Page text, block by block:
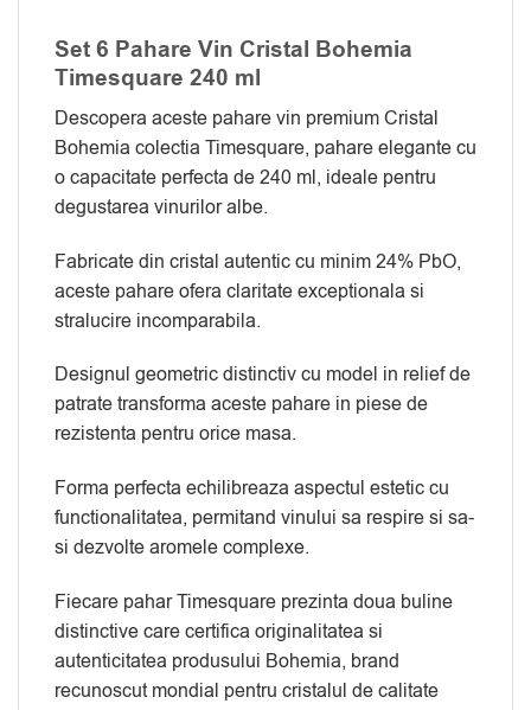
Set 6 Pahare Vin Cristal Bohemia
Timesquare 240 ml
Descopera aceste pahare vin premium Cristal
Bohemia colectia Timesquare, pahare elegante cu
o capacitate perfecta de 240 ml, ideale pentru
degustarea vinurilor albe.
Fabricate din cristal autentic cu minim 24% PbO,
aceste pahare ofera claritate exceptionala si
stralucire incomparabila.
Designul geometric distinctiv cu model in relief de
patrate transforma aceste pahare in piese de
rezistenta pentru orice masa.
Forma perfecta echilibreaza aspectul estetic cu
functionalitatea, permitand vinului sa respire si sa-
si dezvolte aromele complexe.
Fiecare pahar Timesquare prezinta doua buline
distinctive care certifica originalitatea si
autenticitatea produsului Bohemia, brand
recunoscut mondial pentru cristalul de calitate